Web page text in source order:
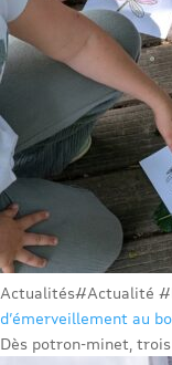
Actualités#Actualité
d’émerveillement au
Dès potron-minet, trois